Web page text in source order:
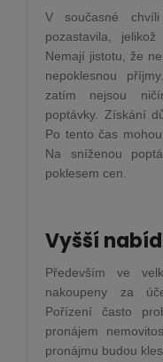
V současné
pozastavila,
Nemají jistotu, že
nepoklesnou
zatím nejsou
poptávky. Získání
Po tento čas
Na sníženou
poklesem cen.
Vyšší
Především ve
nakoupeny za
Pořízení často
pronájem
pronájmu budou